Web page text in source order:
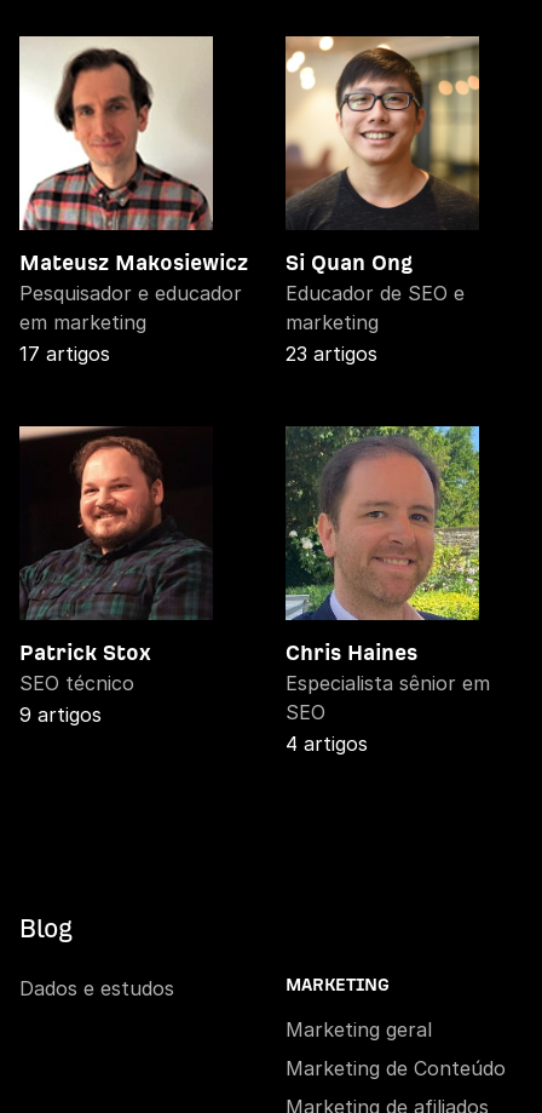
Mateusz Makosiewicz
Pesquisador e educador
em marketing
17 artigos
Si Quan Ong
Educador de SEO e
marketing
23 artigos
Patrick Stox
SEO técnico
9 artigos
Chris Haines
Especialista sênior em
SEO
4 artigos
Blog
Dados e estudos MARKETING
Marketing geral
Marketing de Conteúdo
Marketing de afiliados